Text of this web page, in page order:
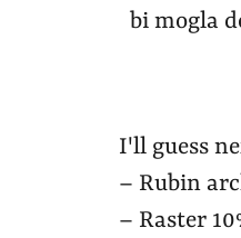
bi mogla
I'll guess
– Rubin
– Raster